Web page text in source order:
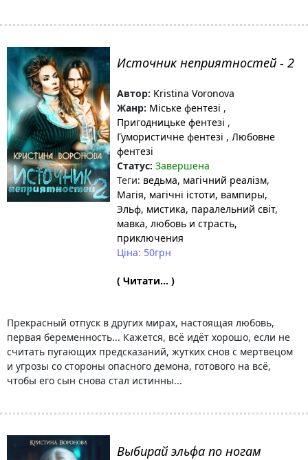
Источник неприятностей - 2
Автор: Kristina Voronova
Жанр: Міське фентезі ,
Пригодницьке фентезі ,
Гумористичне фентезі , Любовне
фентезі
Статус: Завершена
Теги: ведьма, магічний реалізм,
Магія, магічні істоти, вампиры,
Эльф, мистика, паралельний світ,
мавка, любовь и страсть,
приключения
Ціна: 50грн
( Читати... )
Прекрасный отпуск в других мирах, настоящая любовь,
первая беременность... Кажется, всё идёт хорошо, если не
считать пугающих предсказаний, жутких снов с мертвецом
и угрозы со стороны опасного демона, готового на всё,
чтобы его сын снова стал истинны...
Выбирай эльфа по ногам